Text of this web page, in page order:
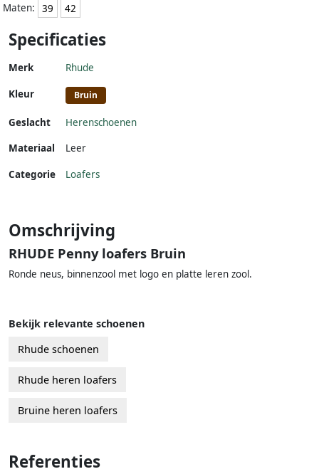
Maten:
39 42
Specificaties
Merk Rhude
Kleur Bruin
Geslacht
Herenschoenen
Materiaal
Leer
Categorie Loafers
Omschrijving
RHUDE Penny loafers Bruin
Ronde neus, binnenzool met logo en platte leren zool.
Bekijk relevante schoenen
Rhude schoenen
Rhude heren loafers
Bruine heren loafers
Referenties